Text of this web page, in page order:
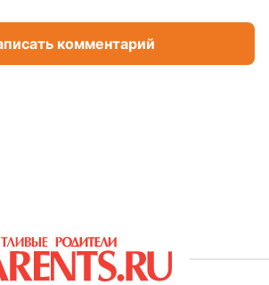
комментарий